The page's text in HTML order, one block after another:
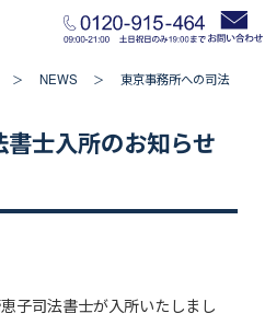
＞ NEWS ＞
東京事務所への司法
士入所のお知らせ
子司法書士が入所いたしまし